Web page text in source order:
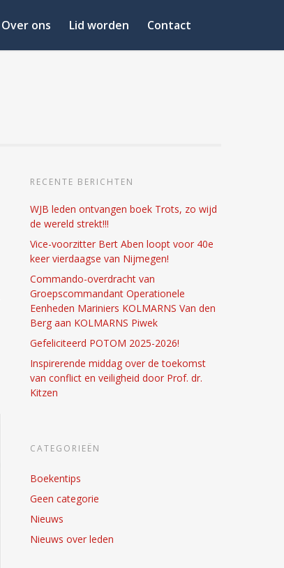
Over ons Lid worden Contact
RECENTE BERICHTEN
WJB leden ontvangen boek Trots, zo wijd
de wereld strekt!!!
Vice-voorzitter Bert Aben loopt voor 40e
keer vierdaagse van Nijmegen!
Commando-overdracht van
Groepscommandant Operationele
Eenheden Mariniers KOLMARNS Van den
Berg aan KOLMARNS Piwek
Gefeliciteerd POTOM 2025-2026!
Inspirerende middag over de toekomst
van conflict en veiligheid door Prof. dr.
Kitzen
CATEGORIEËN
Boekentips
Geen categorie
Nieuws
Nieuws over leden